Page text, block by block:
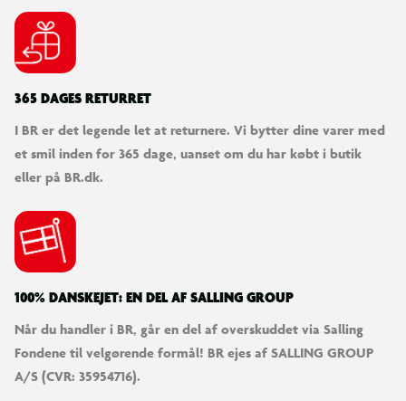
365 DAGES RETURRET
I BR er det legende let at returnere. Vi bytter dine varer med
et smil inden for 365 dage, uanset om du har købt i butik
eller på BR.dk.
100% DANSKEJET: EN DEL AF SALLING GROUP
Når du handler i BR, går en del af overskuddet via Salling
Fondene til velgørende formål! BR ejes af SALLING GROUP
A/S (CVR: 35954716).